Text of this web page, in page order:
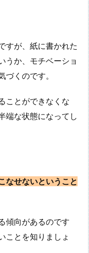
すが、紙に書かれた
うか、モチベーショ
くのです。
ことができなくな
端な状態になってし
なせないということ
傾向があるのです
ことを知りましょ